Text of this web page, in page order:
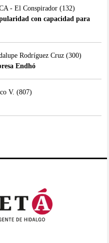
- El Conspirador(132)
con capacidad para
Rodríguez Cruz(300)
Endhó
V. (807)